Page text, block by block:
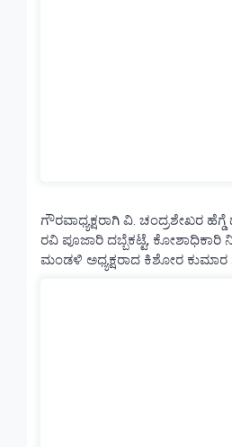
ಗೌರವಾಧ್ಯಕ್ಷರಾಗಿ ವಿ. ಚಂದ್ರಶೇಖರ
ರವಿ ಪೂಜಾರಿ ದಬ್ಬೆಕಟ್ಟೆ, ಕೋಶಾಧಿಕಾರಿ
ಮಂಡಳಿ ಅಧ್ಯಕ್ಷರಾದ ಕಿಶೋರ ಕುಮಾರ